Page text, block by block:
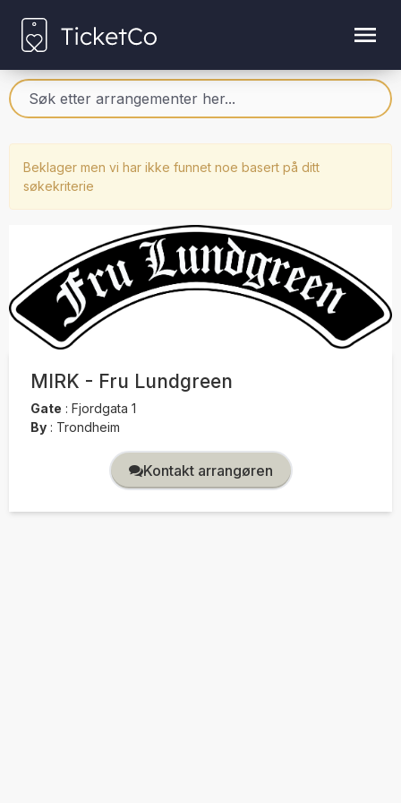
Beklager men vi har ikke funnet noe basert på ditt
søkekriterie
MIRK - Fru Lundgreen
Gate : Fjordgata 1
By : Trondheim
Kontakt arrangøren